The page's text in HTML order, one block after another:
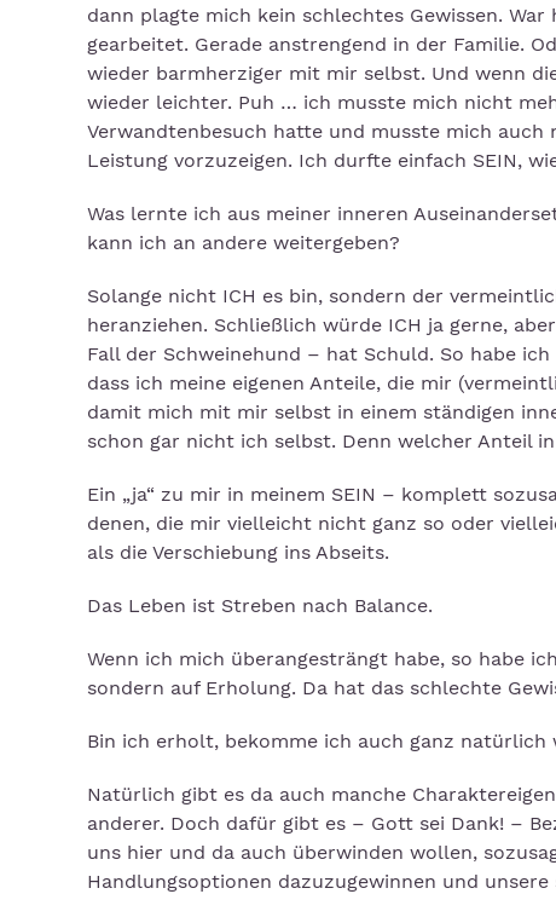
dann plagte mich kein schlechtes Gewissen.
gearbeitet. Gerade anstrengend in der Familie.
wieder barmherziger mit mir selbst. Und wenn
wieder leichter. Puh … ich musste mich nicht
Verwandtenbesuch hatte und musste mich
Leistung vorzuzeigen. Ich durfte einfach SEIN,
Was lernte ich aus meiner inneren
kann ich an andere weitergeben?
Solange nicht ICH es bin, sondern der
heranziehen. Schließlich würde ICH ja gerne,
Fall der Schweinehund – hat Schuld. So habe
dass ich meine eigenen Anteile, die mir
damit mich mit mir selbst in einem ständigen
schon gar nicht ich selbst. Denn welcher Anteil
Ein „ja“ zu mir in meinem SEIN – komplett
denen, die mir vielleicht nicht ganz so oder
als die Verschiebung ins Abseits.
Das Leben ist Streben nach Balance.
Wenn ich mich überangesträngt habe, so habe
sondern auf Erholung. Da hat das schlechte
Bin ich erholt, bekomme ich auch ganz
Natürlich gibt es da auch manche
anderer. Doch dafür gibt es – Gott sei Dank! –
uns hier und da auch überwinden wollen,
Handlungsoptionen dazuzugewinnen und